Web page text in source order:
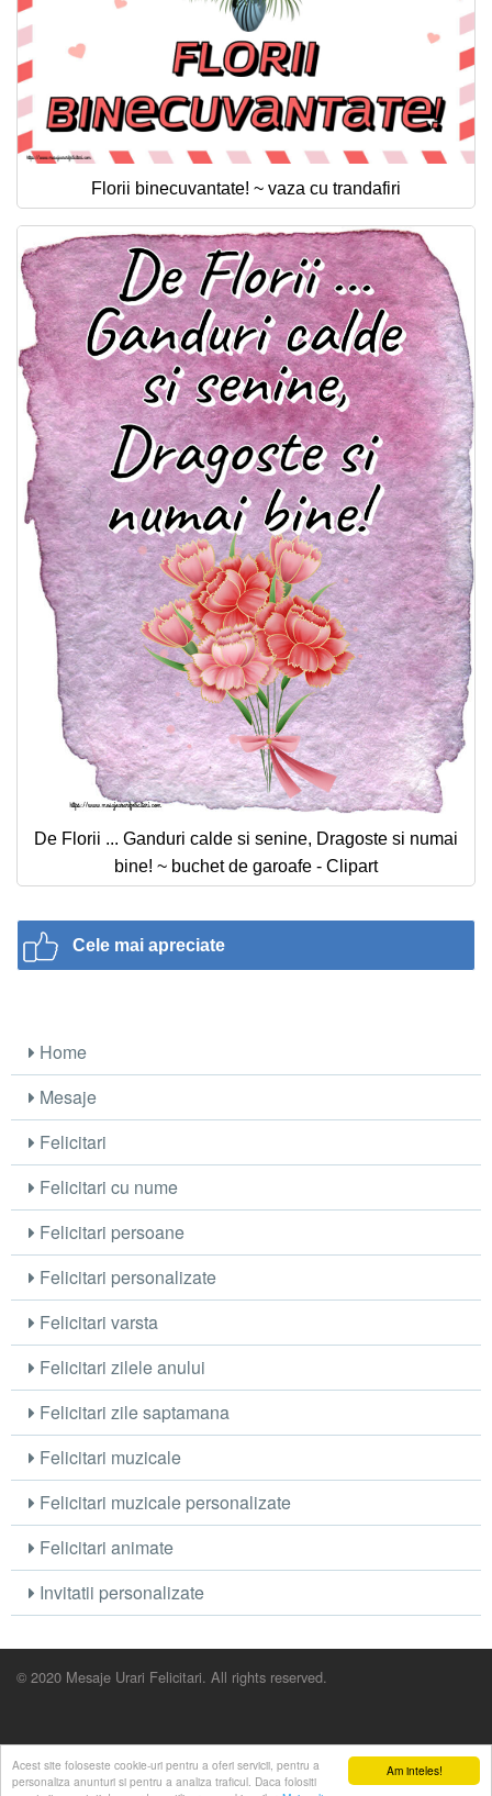
Am inteles!
Acest site foloseste cookie-uri pentru a oferi servicii, pentru a
personaliza anunturi si pentru a analiza traficul. Daca folositi
Florii binecuvantate! ~ vaza cu trandafiri
De Florii ... Ganduri calde si senine, Dragoste si numai
bine! ~ buchet de garoafe - Clipart
Cele mai apreciate
Home
Mesaje
Felicitari
Felicitari cu nume
Felicitari persoane
Felicitari personalizate
Felicitari varsta
Felicitari zilele anului
Felicitari zile saptamana
Felicitari muzicale
Felicitari muzicale personalizate
Felicitari animate
Invitatii personalizate
© 2020 Mesaje Urari Felicitari. All rights reserved.